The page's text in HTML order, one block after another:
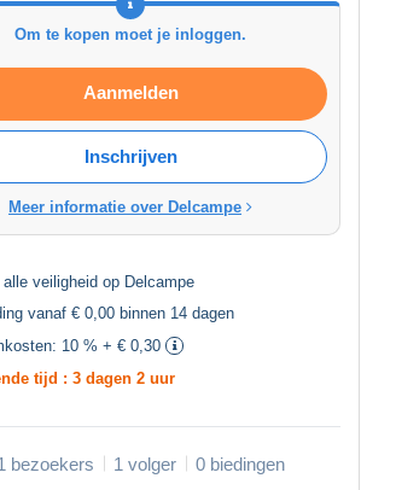
Om te kopen moet je inloggen.
Aanmelden
Inschrijven
Meer informatie over Delcampe
alle veiligheid op Delcampe
vanaf € 0,00 binnen 14 dagen
10 % + € 0,30
tijd : 3 dagen 2 uur
bezoekers 1 volger 0 biedingen